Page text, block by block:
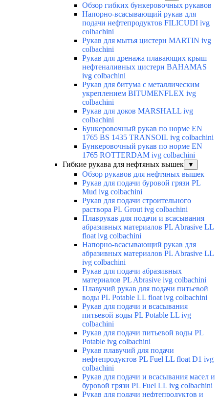
Обзор гибких бункеровочных рукавов
Напорно-всасывающий рукав для
подачи нефтепродуктов FILICUDI ivg
colbachini
Рукав для мытья цистерн MARTIN ivg
colbachini
Рукав для дренажа плавающих крыш
нефтеналивных цистерн BAHAMAS
ivg colbachini
Рукав для битума с металлическим
укреплением BITUMENFLEX ivg
colbachini
Рукав для доков MARSHALL ivg
colbachini
Бункеровочный рукав по норме EN
1765 BS 1435 TRANSOIL ivg colbachini
Бункеровочный рукав по норме EN
1765 ROTTERDAM ivg colbachini
Гибкие рукава для нефтяных вышек
▼
Обзор рукавов для нефтяных вышек
Рукав для подачи буровой грязи PL
Mud ivg colbachini
Рукав для подачи строительного
раствора PL Grout ivg colbachini
Плаврукав для подачи и всасывания
абразивных материалов PL Abrasive LL
float ivg colbachini
Напорно-всасывающий рукав для
абразивных материалов PL Abrasive LL
ivg colbachini
Рукав для подачи абразивных
материалов PL Abrasive ivg colbachini
Плавучий рукав для подачи питьевой
воды PL Potable LL float ivg colbachini
Рукав для подачи и всасывания
питьевой воды PL Potable LL ivg
colbachini
Рукав для подачи питьевой воды PL
Potable ivg colbachini
Рукав плавучий для подачи
нефтепродуктов PL Fuel LL float D1 ivg
colbachini
Рукав для подачи и всасывания масел и
буровой грязи PL Fuel LL ivg colbachini
Рукав для подачи нефтепродуктов и